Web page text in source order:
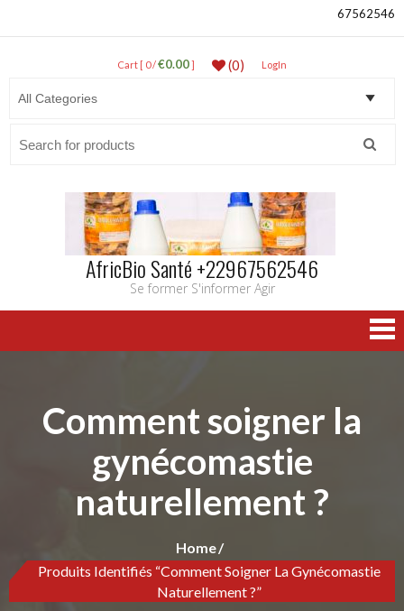
67562546
Cart [ 0 /€0.00] (0) LogIn
AfricBio Santé +22967562546
Se former S'informer Agir
Comment soigner la
gynécomastie
naturellement ?
Home
Produits Identifiés “Comment Soigner La Gynécomastie
Naturellement ?”